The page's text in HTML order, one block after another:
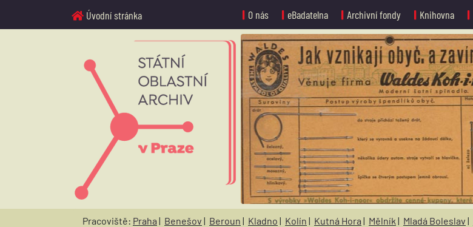
Úvodní stránka O nás eBadatelna Archivní fondy Knihovna
Pracoviště: Praha | Benešov | Beroun | Kladno | Kolín | Kutná Hora | Mělník | Mladá Boleslav |